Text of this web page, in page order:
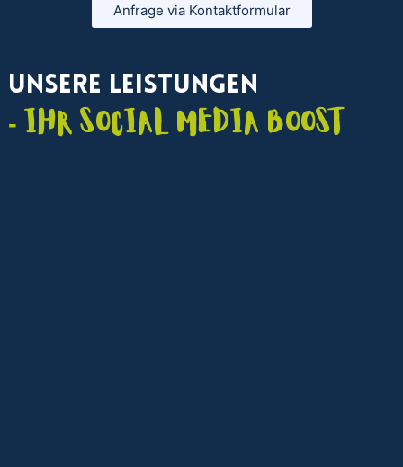
Anfrage via Kontaktformular
Unsere Leistungen
- Ihr Social Media Boost